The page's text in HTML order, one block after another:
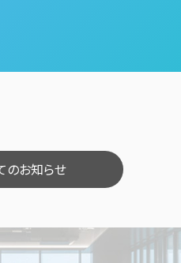
のお知らせ